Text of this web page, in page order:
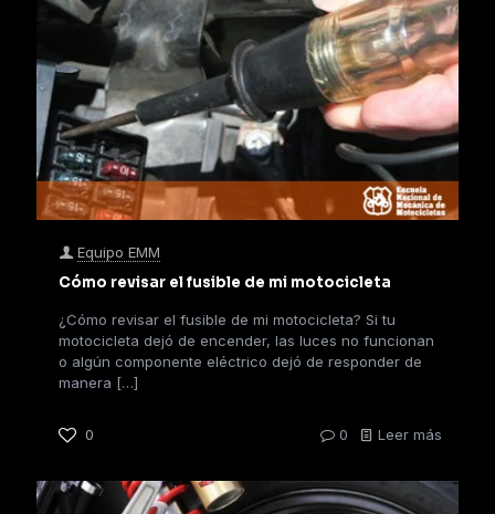
Equipo EMM
Cómo revisar el fusible de mi motocicleta
¿Cómo revisar el fusible de mi motocicleta? Si tu
motocicleta dejó de encender, las luces no funcionan
o algún componente eléctrico dejó de responder de
manera […]
0 0 Leer más